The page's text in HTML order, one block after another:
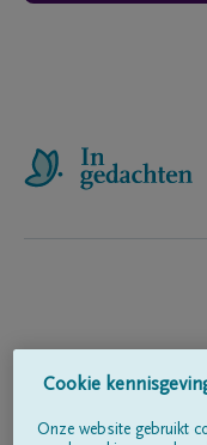
Cookie
Onze website gebruikt